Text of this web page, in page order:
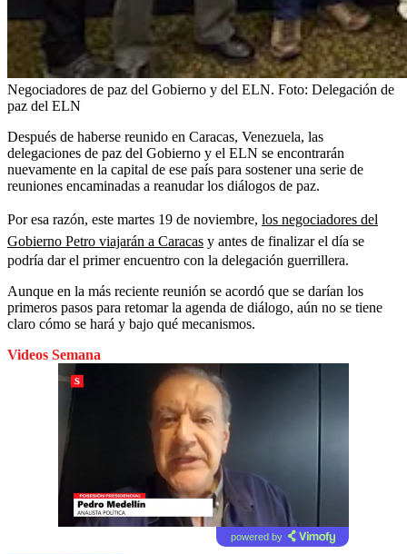
Negociadores de paz del Gobierno y del ELN. Foto: Delegación de
paz del ELN
Después de haberse reunido en Caracas, Venezuela, las
delegaciones de paz del Gobierno y el ELN se encontrarán
nuevamente en la capital de ese país para sostener una serie de
reuniones encaminadas a reanudar los diálogos de paz.
Por esa razón, este martes 19 de noviembre, los negociadores del
Gobierno Petro viajarán a Caracas y antes de finalizar el día se
podría dar el primer encuentro con la delegación guerrillera.
Aunque en la más reciente reunión se acordó que se darían los
primeros pasos para retomar la agenda de diálogo, aún no se tiene
claro cómo se hará y bajo qué mecanismos.
Videos Semana
powered by